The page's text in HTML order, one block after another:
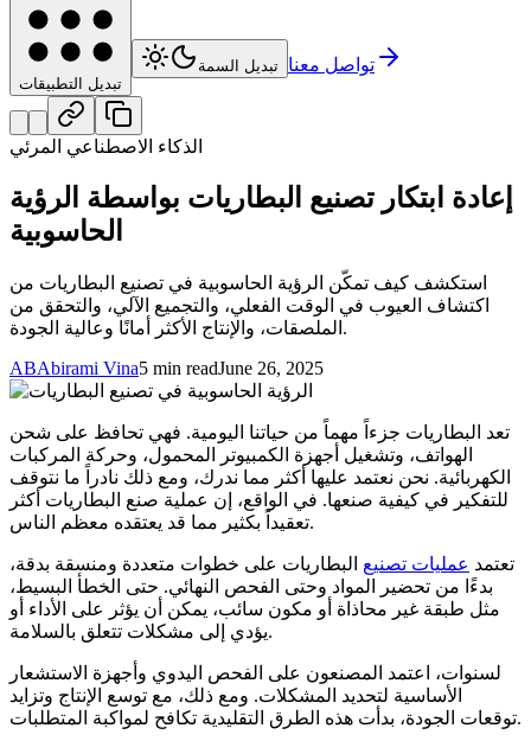
تبديل التطبيقات
تبديل السمة تواصل معنا
الذكاء الاصطناعي المرئي
إعادة ابتكار تصنيع البطاريات بواسطة الرؤية
الحاسوبية
استكشف كيف تمكّن الرؤية الحاسوبية في تصنيع البطاريات من
اكتشاف العيوب في الوقت الفعلي، والتجميع الآلي، والتحقق من
الملصقات، والإنتاج الأكثر أمانًا وعالية الجودة.
ABAbirami Vina5 min readJune 26, 2025
تعد البطاريات جزءاً مهماً من حياتنا اليومية. فهي تحافظ على شحن
الهواتف، وتشغيل أجهزة الكمبيوتر المحمول، وحركة المركبات
الكهربائية. نحن نعتمد عليها أكثر مما ندرك، ومع ذلك نادراً ما نتوقف
للتفكير في كيفية صنعها. في الواقع، إن عملية صنع البطاريات أكثر
تعقيداً بكثير مما قد يعتقده معظم الناس.
تعتمد عمليات تصنيع البطاريات على خطوات متعددة ومنسقة بدقة،
بدءًا من تحضير المواد وحتى الفحص النهائي. حتى الخطأ البسيط،
مثل طبقة غير محاذاة أو مكون سائب، يمكن أن يؤثر على الأداء أو
يؤدي إلى مشكلات تتعلق بالسلامة.
لسنوات، اعتمد المصنعون على الفحص اليدوي وأجهزة الاستشعار
الأساسية لتحديد المشكلات. ومع ذلك، مع توسع الإنتاج وتزايد
توقعات الجودة، بدأت هذه الطرق التقليدية تكافح لمواكبة المتطلبات.